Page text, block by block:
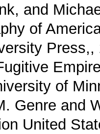
and
of
Press,,
of
Genre and
United